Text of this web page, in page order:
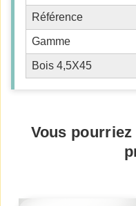
Référence
Gamme
Bois 4,5X45
Vous